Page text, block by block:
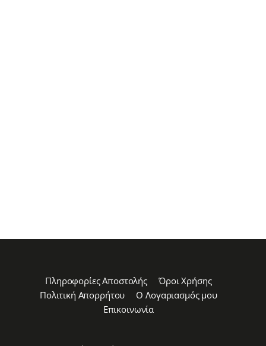
Πληροφορίες Αποστολής
Όροι Χρήσης
Πολιτική Απορρήτου
Ο Λογαριασμός μου
Επικοινωνία